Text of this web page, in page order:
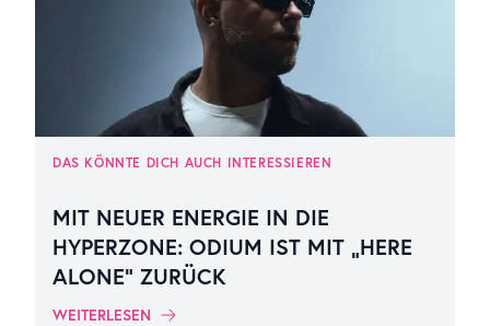
DAS KÖNNTE DICH AUCH INTERESSIEREN
MIT NEUER ENERGIE IN DIE
HYPERZONE: ODIUM IST MIT „HERE
ALONE“ ZURÜCK
WEITERLESEN